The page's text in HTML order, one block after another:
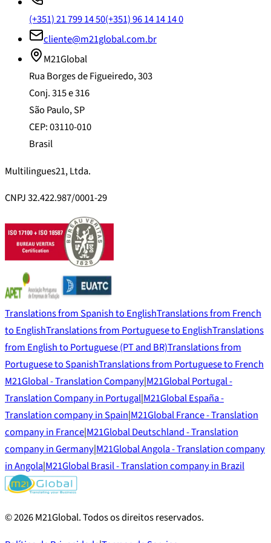
(+351) 21 799 14 50(+351) 96 14 14 14 0
cliente@m21global.com.br
M21Global
Rua Borges de Figueiredo, 303
Conj. 315 e 316
São Paulo, SP
CEP: 03110-010
Brasil
Multilingues21, Ltda.
CNPJ 32.422.987/0001-29
Translations from Spanish to EnglishTranslations from French
to EnglishTranslations from Portuguese to EnglishTranslations
from English to Portuguese (PT and BR)Translations from
Portuguese to SpanishTranslations from Portuguese to French
M21Global - Translation Company|M21Global Portugal -
Translation Company in Portugal|M21Global España -
Translation company in Spain|M21Global France - Translation
company in France|M21Global Deutschland - Translation
company in Germany|M21Global Angola - Translation company
in Angola|M21Global Brasil - Translation company in Brazil
©2026M21Global.Todos os direitos reservados.